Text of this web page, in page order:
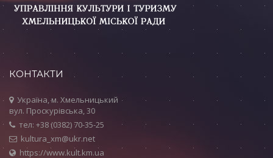
КОНТАКТИ
Україна, м. Хмельницький
вул. Проскурівська, 30
тел: +38 (0382) 70-35-25
kultura_xm@ukr.net
https://www.kult.km.ua